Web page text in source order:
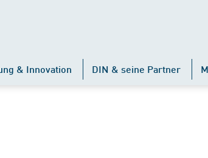
& Innovation DIN & seine Partner